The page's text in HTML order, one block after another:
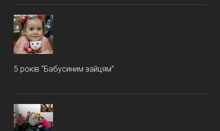
5 років “Бабусиним зайцям”